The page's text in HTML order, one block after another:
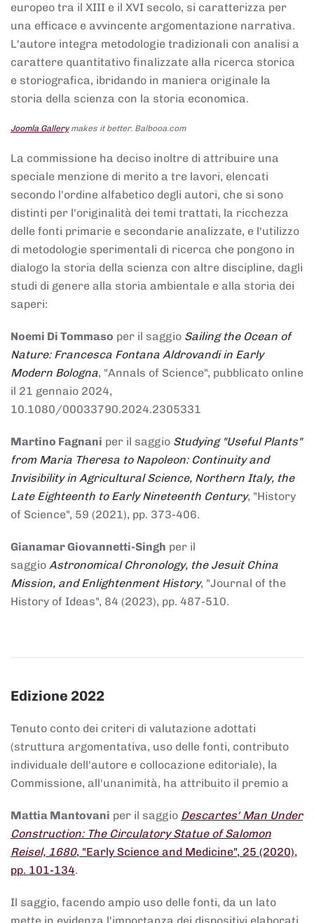
europeo tra il XIII e il XVI secolo, si caratterizza per
una efficace e avvincente argomentazione narrativa.
L'autore integra metodologie tradizionali con analisi a
carattere quantitativo finalizzate alla ricerca storica
e storiografica, ibridando in maniera originale la
storia della scienza con la storia economica.
Joomla Gallerymakes it better. Balbooa.com
La commissione ha deciso inoltre di attribuire una
speciale menzione di merito a tre lavori, elencati
secondo l'ordine alfabetico degli autori, che si sono
distinti per l'originalità dei temi trattati, la ricchezza
delle fonti primarie e secondarie analizzate, e l'utilizzo
di metodologie sperimentali di ricerca che pongono in
dialogo la storia della scienza con altre discipline, dagli
studi di genere alla storia ambientale e alla storia dei
saperi:
Noemi Di Tommaso per il saggio Sailing the Ocean of
Nature: Francesca Fontana Aldrovandi in Early
Modern Bologna, "Annals of Science", pubblicato online
il 21 gennaio 2024,
10.1080/00033790.2024.2305331
Martino Fagnani per il saggio Studying "Useful Plants"
from Maria Theresa to Napoleon: Continuity and
Invisibility in Agricultural Science, Northern Italy, the
Late Eighteenth to Early Nineteenth Century, "History
of Science", 59 (2021), pp. 373-406.
Gianamar Giovannetti-Singh per il
saggio Astronomical Chronology, the Jesuit China
Mission, and Enlightenment History, "Journal of the
History of Ideas", 84 (2023), pp. 487-510.
Edizione 2022
Tenuto conto dei criteri di valutazione adottati
(struttura argomentativa, uso delle fonti, contributo
individuale dell'autore e collocazione editoriale), la
Commissione, all'unanimità, ha attribuito il premio a
Mattia Mantovani per il saggio Descartes' Man Under
Construction: The Circulatory Statue of Salomon
Reisel, 1680, "Early Science and Medicine", 25 (2020),
pp. 101-134.
Il saggio, facendo ampio uso delle fonti, da un lato